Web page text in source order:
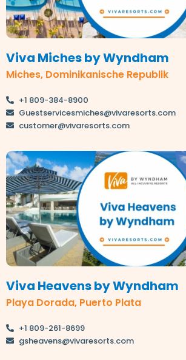
Viva Miches by Wyndham
Miches, Dominikanische Republik
+1 809-384-8900
Guestservicesmiches@vivaresorts.com
customer@vivaresorts.com
Viva Heavens by Wyndham
Playa Dorada, Puerto Plata
+1 809-261-8699
gsheavens@vivaresorts.com